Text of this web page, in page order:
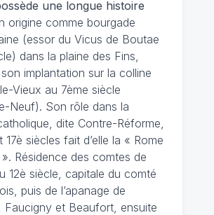
une longue histoire
origine comme bourgade
(essor du Vicus de Boutae
dans la plaine des Fins,
implantation sur la colline
Vieux au 7ème siècle
Neuf). Son rôle dans la
dite Contre-Réforme,
17è siècles fait d’elle la « Rome
Résidence des comtes de
12è siècle, capitale du comté
puis de l’apanage de
Faucigny et Beaufort, ensuite